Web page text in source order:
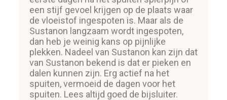
een stijf gevoel krijgen op de plaats waar
de vloeistof ingespoten is. Maar als de
Sustanon langzaam wordt ingespoten,
dan heb je weinig kans op pijnlijke
plekken. Nadeel van Sustanon kan zijn dat
van Sustanon bekend is dat er pieken en
dalen kunnen zijn. Erg actief na het
spuiten, vermoeid de dagen voor het
spuiten. Lees altijd goed de bijsluiter.